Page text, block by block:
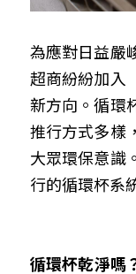
為應對日益嚴
超商紛紛加入
新方向。循環
推行方式多樣
大眾環保意識
行的循環杯系
循環杯乾淨嗎